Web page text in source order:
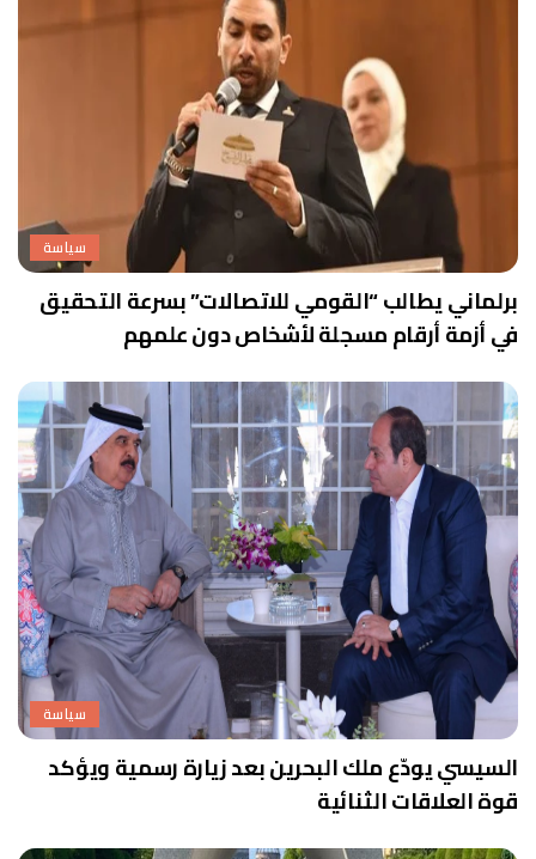
سياسة
برلماني يطالب “القومي للاتصالات” بسرعة التحقيق
في أزمة أرقام مسجلة لأشخاص دون علمهم
سياسة
السيسي يودّع ملك البحرين بعد زيارة رسمية ويؤكد
قوة العلاقات الثنائية